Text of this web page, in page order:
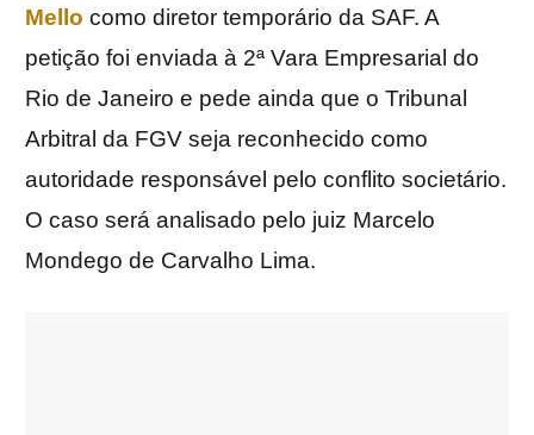
Mello como diretor temporário da SAF. A
petição foi enviada à 2ª Vara Empresarial do
Rio de Janeiro e pede ainda que o Tribunal
Arbitral da FGV seja reconhecido como
autoridade responsável pelo conflito societário.
O caso será analisado pelo juiz Marcelo
Mondego de Carvalho Lima.